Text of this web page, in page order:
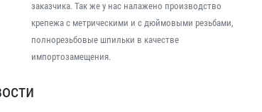
заказчика. Так же у нас налажено производство
крепежа с метрическими и с дюймовыми резьбами,
полнорезьбовые шпильки в качестве
импортозамещения.